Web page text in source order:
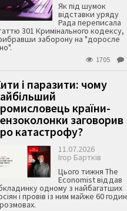
Як під шумок
відставки уряду
Рада переписала
301 Кримінального кодексу,
заборону на "доросле
1705
і паразити: чому
країни-
заговорив
катастрофу?
11.07.2026
Ігор Бартків
Цього тижня The
Economist віддав
одному з найбагатших
і провів із ним майже 60 годин